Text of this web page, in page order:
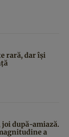
rară, dar își
după-amiază.
a